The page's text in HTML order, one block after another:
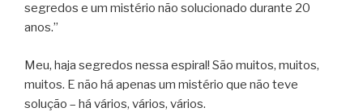
segredos e um mistério não solucionado durante 20
anos.”
Meu, haja segredos nessa espiral! São muitos, muitos,
muitos. E não há apenas um mistério que não teve
solução – há vários, vários, vários.